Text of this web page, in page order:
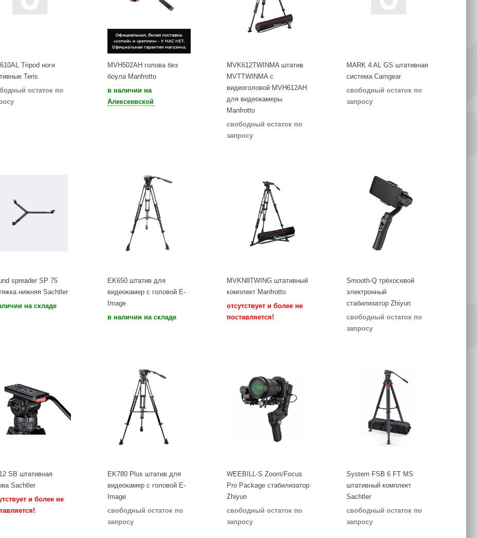
Tripod ноги
Teris
остаток по
MVH502AH голова без
боула Manfrotto
в наличии на
Алексеевской
MVK612TWINMA штатив
MVTTWINMA с
видеоголовой MVH612AH
для видеокамеры
Manfrotto
свободный остаток по
запросу
MARK 4 AL GS штативная
система Camgear
свободный остаток по
запросу
spreader SP 75
нижняя Sachtler
на складе
EK650 штатив для
видеокамер с головой E-
Image
в наличии на складе
MVKN8TWING штативный
комплект Manfrotto
отсутствует и более не
поставляется!
Smooth-Q трёхосевой
электронный
стабилизатор Zhiyun
свободный остаток по
запросу
SB штативная
Sachtler
и более не
EK780 Plus штатив для
видеокамер с головой E-
Image
свободный остаток по
запросу
WEEBILL-S Zoom/Focus
Pro Package стабилизатор
Zhiyun
свободный остаток по
запросу
System FSB 6 FT MS
штативный комплект
Sachtler
свободный остаток по
запросу